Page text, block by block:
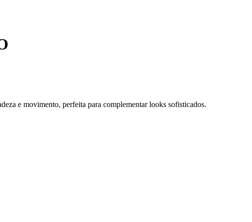
e movimento, perfeita para complementar looks sofisticados.